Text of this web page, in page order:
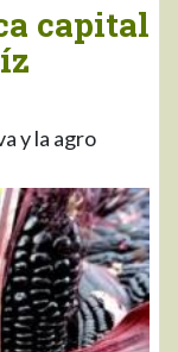
capital
y la agro